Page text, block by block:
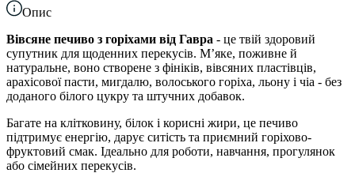
Опис
Вівсяне печиво з горіхами від Гавра - це твій здоровий
супутник для щоденних перекусів. Мʼяке, поживне й
натуральне, воно створене з фініків, вівсяних пластівців,
арахісової пасти, мигдалю, волоського горіха, льону і чіа - без
доданого білого цукру та штучних добавок.
Багате на клітковину, білок і корисні жири, це печиво
підтримує енергію, дарує ситість та приємний горіхово-
фруктовий смак. Ідеально для роботи, навчання, прогулянок
або сімейних перекусів.